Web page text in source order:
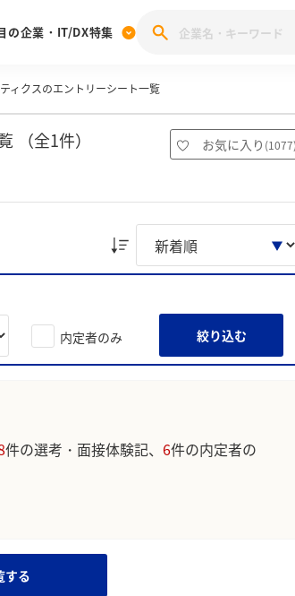
本選考体験記投稿キャンペーン
のDX企業就職ブランド調査
みんな
の企業・IT/DX特集
28卒
ィクスのエントリーシート一覧
（全1件） お気に入り (1077)
内定者のみ 絞り込む
件の選考・面接体験記、 6件の内定者の
する